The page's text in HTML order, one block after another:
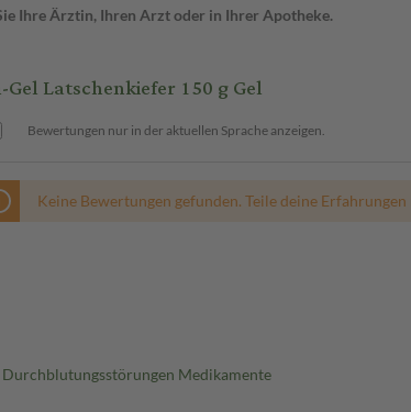
Ihre Ärztin, Ihren Arzt oder in Ihrer Apotheke.
Latschenkiefer 150 g Gel
Bewertungen nur in der aktuellen Sprache anzeigen.
Keine Bewertungen gefunden. Teile deine
Durchblutungsstörungen Medikamente